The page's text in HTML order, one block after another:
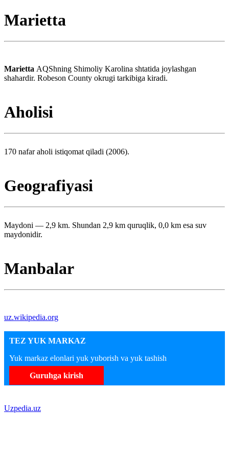
Marietta
Marietta AQShning Shimoliy Karolina shtatida joylashgan
shahardir. Robeson County okrugi tarkibiga kiradi.
Aholisi
170 nafar aholi istiqomat qiladi (2006).
Geografiyasi
Maydoni — 2,9 km. Shundan 2,9 km quruqlik, 0,0 km esa suv
maydonidir.
Manbalar
uz.wikipedia.org
TEZ YUK MARKAZ
Yuk markaz elonlari yuk yuborish va yuk tashish
Guruhga kirish
Uzpedia.uz